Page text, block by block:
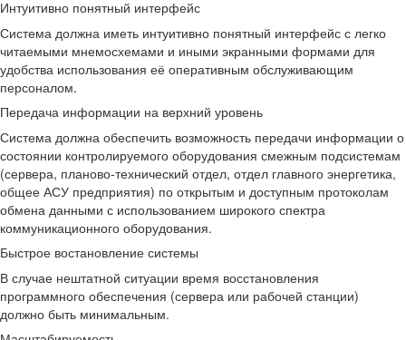
Интуитивно понятный интерфейс
Система должна иметь интуитивно понятный интерфейс с легко
читаемыми мнемосхемами и иными экранными формами для
удобства использования её оперативным обслуживающим
персоналом.
Передача информации на верхний уровень
Система должна обеспечить возможность передачи информации о
состоянии контролируемого оборудования смежным подсистемам
(сервера, планово-технический отдел, отдел главного энергетика,
общее АСУ предприятия) по открытым и доступным протоколам
обмена данными с использованием широкого спектра
коммуникационного оборудования.
Быстрое востановление системы
В случае нештатной ситуации время восстановления
программного обеспечения (сервера или рабочей станции)
должно быть минимальным.